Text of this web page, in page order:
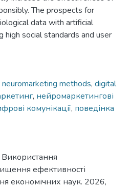
The prospects for
data with artificial
high social standards and user
neuromarketing methods, digital
, нейромаркетингові
комунікації, поведінка
ефективності
економічних наук. 2026,